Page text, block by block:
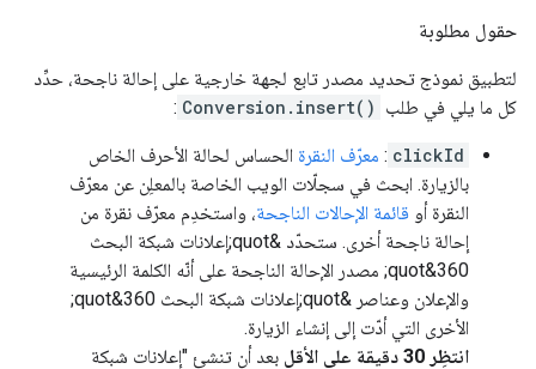
حقول مطلوبة
لتطبيق نموذج تحديد مصدر تابع لجهة خارجية على إحالة ناجحة، حدِّد
كل ما يلي في طلب Conversion.insert()
:
clickId
: معرّف النقرة الحساس لحالة الأحرف الخاص
بالزيارة. ابحث في سجلّات الويب الخاصة بالمعلِن عن معرّف
النقرة أو قائمة الإحالات الناجحة، واستخدِم معرّف نقرة من
إحالة ناجحة أخرى. ستحدّد &quot;إعلانات شبكة البحث
360&quot; مصدر الإحالة الناجحة على أنّه الكلمة الرئيسية
والإعلان وعناصر &quot;إعلانات شبكة البحث 360&quot;
الأخرى التي أدّت إلى إنشاء الزيارة.
انتظِر 30 دقيقة على الأقل
بعد أن تنشئ "إعلانات شبكة